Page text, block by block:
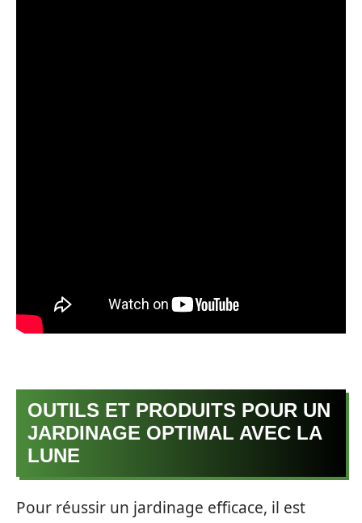
OUTILS ET PRODUITS POUR UN
JARDINAGE OPTIMAL AVEC LA
LUNE
Pour réussir un jardinage efficace, il est